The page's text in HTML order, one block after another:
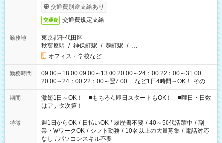
交通費別途支給あり
交通費 交通費規定支給
勤務地
東京都千代田区
秋葉原駅 / 神保町駅 / 麹町駅 / …
オフィス・学校など
勤務時間
09:00～18:00 09:00～13:00 20:00～24：00 22：00～31:00
20:00～24：00 22：00～翌7:00 …など1日4時間～OK！ その他
シフトもございます！ お気軽にご相談ください！
期間
激短1日～OK！ ■もちろん即日スタートもOK！ ■曜日・日数
はアナタ次第！
特徴 週1日からOK / 日払いOK / 履歴書不要 / 40～50代活躍中 / 副
業・WワークOK / シフト勤務 / 10名以上の大量募集 / 電話対応
なし / パソコンスキル不要